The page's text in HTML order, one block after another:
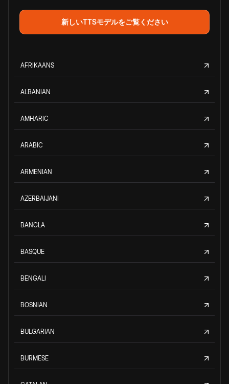
新しいTTSモデルをご覧ください
AFRIKAANS
ALBANIAN
AMHARIC
ARABIC
ARMENIAN
AZERBAIJANI
BANGLA
BASQUE
BENGALI
BOSNIAN
BULGARIAN
BURMESE